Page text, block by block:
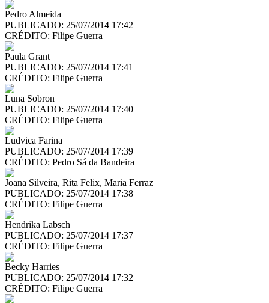
Pedro Almeida
PUBLICADO: 25/07/2014 17:42
CRÉDITO: Filipe Guerra
Paula Grant
PUBLICADO: 25/07/2014 17:41
CRÉDITO: Filipe Guerra
Luna Sobron
PUBLICADO: 25/07/2014 17:40
CRÉDITO: Filipe Guerra
Ludvica Farina
PUBLICADO: 25/07/2014 17:39
CRÉDITO: Pedro Sá da Bandeira
Joana Silveira, Rita Felix, Maria Ferraz
PUBLICADO: 25/07/2014 17:38
CRÉDITO: Filipe Guerra
Hendrika Labsch
PUBLICADO: 25/07/2014 17:37
CRÉDITO: Filipe Guerra
Becky Harries
PUBLICADO: 25/07/2014 17:32
CRÉDITO: Filipe Guerra